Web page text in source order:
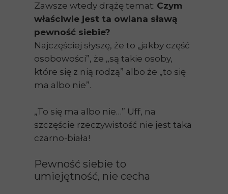
Zawsze wtedy drążę temat: Czym
właściwie jest ta owiana sławą
pewność siebie?
Najczęściej słyszę, że to „jakby część
osobowości”, że „są takie osoby,
które się z nią rodzą” albo że „to się
ma albo nie”.
„To się ma albo nie…” Uff, na
szczęście rzeczywistość nie jest taka
czarno-biała!
Pewność siebie to
umiejętność, nie cecha